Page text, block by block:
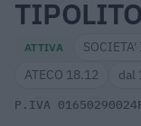
ATTIVA
ATECO 18.12
dal
P.IVA 01650290024